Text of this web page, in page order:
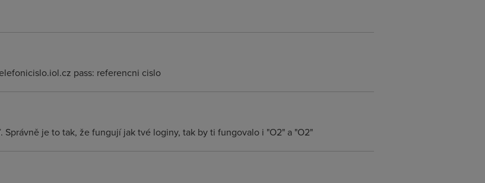
pass: referencni cislo
Správně je to tak, že fungují jak tvé loginy, tak by ti fungovalo i "O2" a "O2"